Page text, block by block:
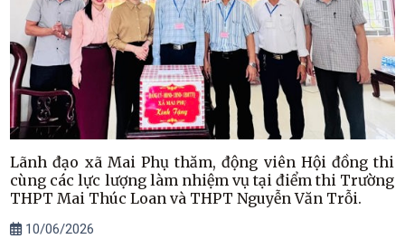
Lãnh đạo xã Mai Phụ thăm, động viên Hội đồng thi
cùng các lực lượng làm nhiệm vụ tại điểm thi Trường
THPT Mai Thúc Loan và THPT Nguyễn Văn Trỗi.
10/06/2026